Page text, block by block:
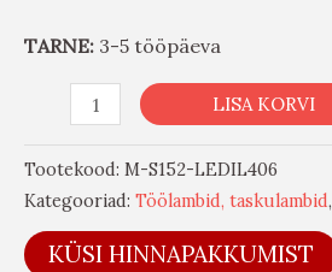
TARNE: 3-5 tööpäeva
LISA KORVI
Tootekood: M-S152-LEDIL406
Kategooriad: Töölambid, taskulambid,
KÜSI HINNAPAKKUMIST